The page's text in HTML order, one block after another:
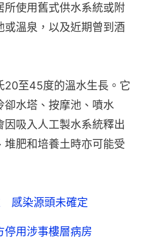
所使用舊式供水系統或附
溫泉，以及近期曾到酒
20至45度的溫水生長。它
卻水塔、按摩池、噴水
吸入人工製水系統釋出
肥和培養土時亦可能受
感染源頭未確定
用涉事樓層病房